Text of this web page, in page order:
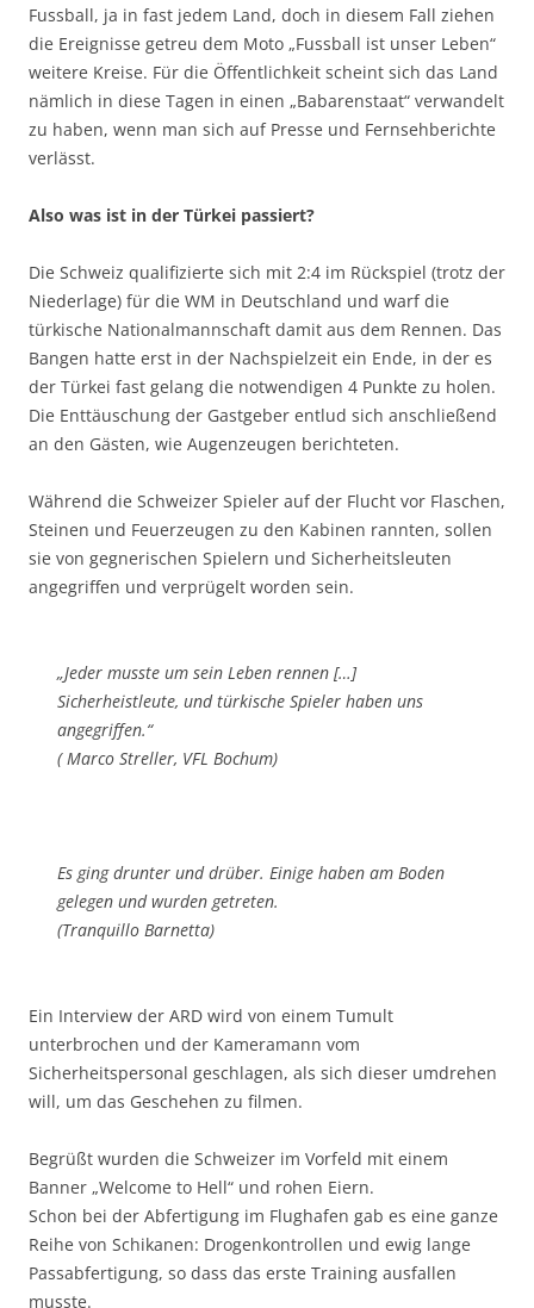
Fussball, ja in fast jedem Land, doch in diesem Fall ziehen
die Ereignisse getreu dem Moto „Fussball ist unser Leben“
weitere Kreise. Für die Öffentlichkeit scheint sich das Land
nämlich in diese Tagen in einen „Babarenstaat“ verwandelt
zu haben, wenn man sich auf Presse und Fernsehberichte
verlässt.
Also was ist in der Türkei passiert?
Die Schweiz qualifizierte sich mit 2:4 im Rückspiel (trotz der
Niederlage) für die WM in Deutschland und warf die
türkische Nationalmannschaft damit aus dem Rennen. Das
Bangen hatte erst in der Nachspielzeit ein Ende, in der es
der Türkei fast gelang die notwendigen 4 Punkte zu holen.
Die Enttäuschung der Gastgeber entlud sich anschließend
an den Gästen, wie Augenzeugen berichteten.
Während die Schweizer Spieler auf der Flucht vor Flaschen,
Steinen und Feuerzeugen zu den Kabinen rannten, sollen
sie von gegnerischen Spielern und Sicherheitsleuten
angegriffen und verprügelt worden sein.
„Jeder musste um sein Leben rennen […]
Sicherheistleute, und türkische Spieler haben uns
angegriffen.“
( Marco Streller, VFL Bochum)
Es ging drunter und drüber. Einige haben am Boden
gelegen und wurden getreten.
(Tranquillo Barnetta)
Ein Interview der ARD wird von einem Tumult
unterbrochen und der Kameramann vom
Sicherheitspersonal geschlagen, als sich dieser umdrehen
will, um das Geschehen zu filmen.
Begrüßt wurden die Schweizer im Vorfeld mit einem
Banner „Welcome to Hell“ und rohen Eiern.
Schon bei der Abfertigung im Flughafen gab es eine ganze
Reihe von Schikanen: Drogenkontrollen und ewig lange
Passabfertigung, so dass das erste Training ausfallen
musste.